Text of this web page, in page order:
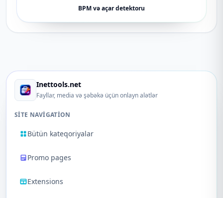
BPM və açar detektoru
Inettools.net
Fayllar, media və şəbəkə üçün onlayn alətlər
SITE NAVIGATION
Bütün kateqoriyalar
Promo pages
Extensions